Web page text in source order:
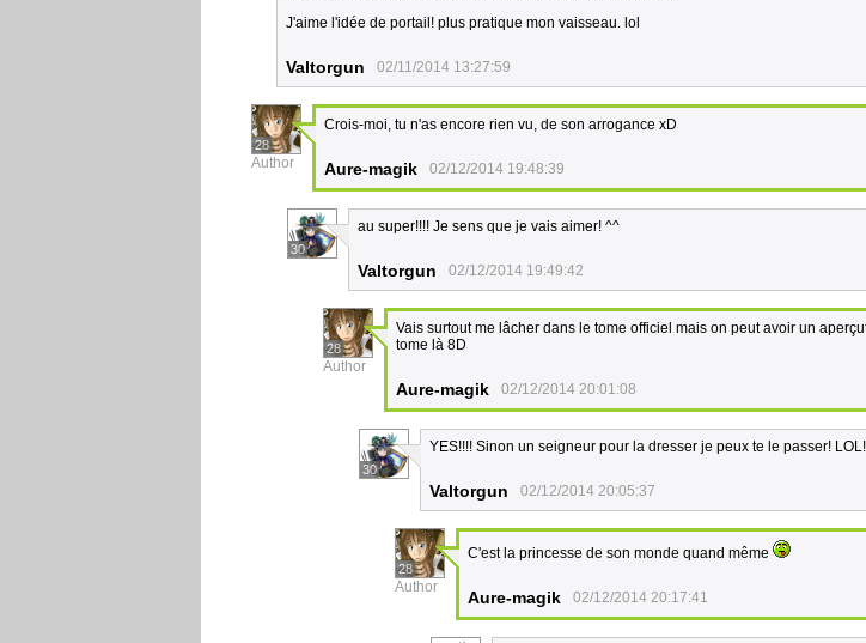
J'aime l'idée de portail! plus pratique mon vaisseau. lol
Valtorgun 02/11/2014 13:27:59
28
Author
Crois-moi, tu n'as encore rien vu, de son arrogance xD
Aure-magik 02/12/2014 19:48:39
30
au super!!!! Je sens que je vais aimer! ^^
Valtorgun 02/12/2014 19:49:42
28
Author
Vais surtout me lâcher dans le tome officiel mais on peut avoir un
tome là 8D
Aure-magik 02/12/2014 20:01:08
30
YES!!!! Sinon un seigneur pour la dresser je peux te le passer!
Valtorgun 02/12/2014 20:05:37
28
Author
C'est la princesse de son monde quand même
Aure-magik 02/12/2014 20:17:41